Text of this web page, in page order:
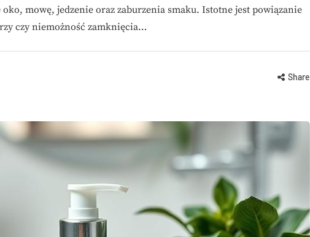
mowę, jedzenie oraz zaburzenia smaku. Istotne jest powiązanie
czy niemożność zamknięcia…
Share